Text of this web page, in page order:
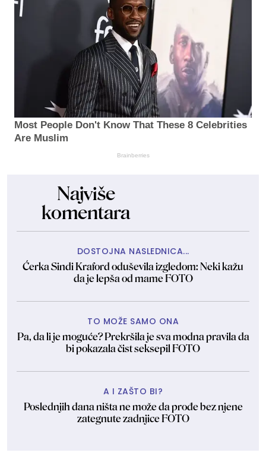
Most People Don't Know That These 8 Celebrities
Are Muslim
Brainberries
Najviše
komentara
DOSTOJNA NASLEDNICA...
Ćerka Sindi Kraford oduševila izgledom: Neki kažu
da je lepša od mame FOTO
TO MOŽE SAMO ONA
Pa, da li je moguće? Prekršila je sva modna pravila da
bi pokazala čist seksepil FOTO
A I ZAŠTO BI?
Poslednjih dana ništa ne može da prođe bez njene
zategnute zadnjice FOTO